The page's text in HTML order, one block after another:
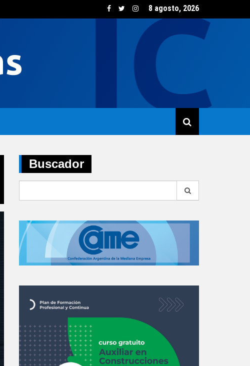
El consumo de vino creció un 5,8% en junio impulsado por las opciones
8 agosto, 2026
Buscador